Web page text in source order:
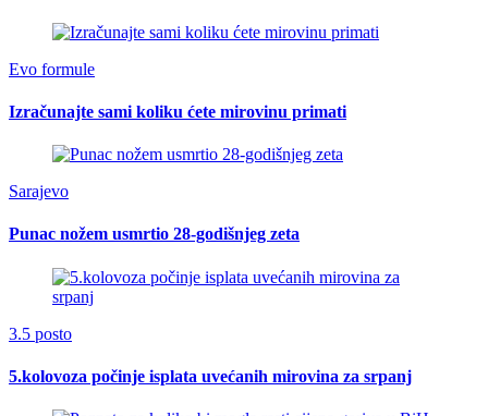
Evo formule
Izračunajte sami koliku ćete mirovinu primati
Sarajevo
Punac nožem usmrtio 28-godišnjeg zeta
3.5 posto
5.kolovoza počinje isplata uvećanih mirovina za srpanj